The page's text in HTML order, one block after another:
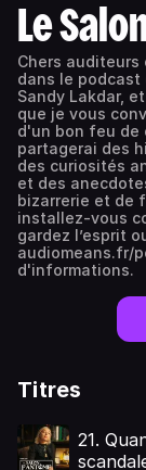
Le
Chers
dans le podcast
Sandy Lakdar,
que je vous
d'un bon feu de
partagerai des
des curiosités
et des
bizarrerie et de
installez-vous
gardez l’esprit
audiomeans.fr/
d'informations.
Titres
21.